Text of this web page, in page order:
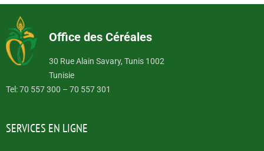
Office des Céréales
30 Rue Alain Savary, Tunis 1002
Tunisie
Tel: 70 557 300 – 70 557 301
SERVICES EN LIGNE